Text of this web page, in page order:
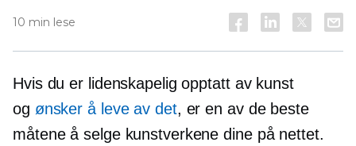
10 min lese
Hvis du er lidenskapelig opptatt av kunst
og ønsker å leve av det, er en av de beste
måtene å selge kunstverkene dine på nettet.